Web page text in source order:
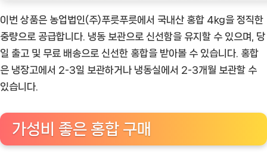
이번 상품은 농업법인(주)푸릇푸릇에서 국내산 홍합 4kg을 정직한
중량으로 공급합니다. 냉동 보관으로 신선함을 유지할 수 있으며, 당
일 출고 및 무료 배송으로 신선한 홍합을 받아볼 수 있습니다. 홍합
은 냉장고에서 2-3일 보관하거나 냉동실에서 2-3개월 보관할 수
있습니다.
가성비 좋은 홍합 구매